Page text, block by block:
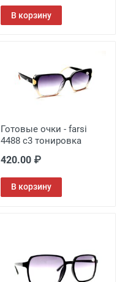
В корзину
Готовые очки - farsi
4488 с3 тонировка
420.00 ₽
В корзину